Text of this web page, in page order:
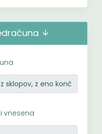
vnesena